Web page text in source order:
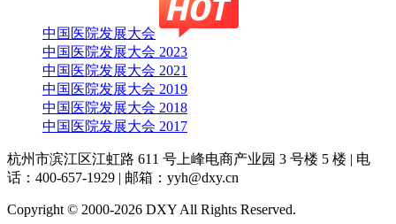
中国医院发展大会
中国医院发展大会 2023
中国医院发展大会 2021
中国医院发展大会 2019
中国医院发展大会 2018
中国医院发展大会 2017
杭州市滨江区江虹路 611 号上峰电商产业园 3 号楼 5 楼 | 电
话：400-657-1929 | 邮箱：yyh@dxy.cn
Copyright © 2000-2026 DXY All Rights Reserved.